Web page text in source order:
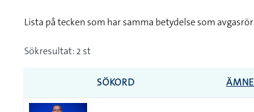
Lista på tecken som har samma betydelse som avgasrör
Sökresultat: 2 st
SÖKORD ÄMNE